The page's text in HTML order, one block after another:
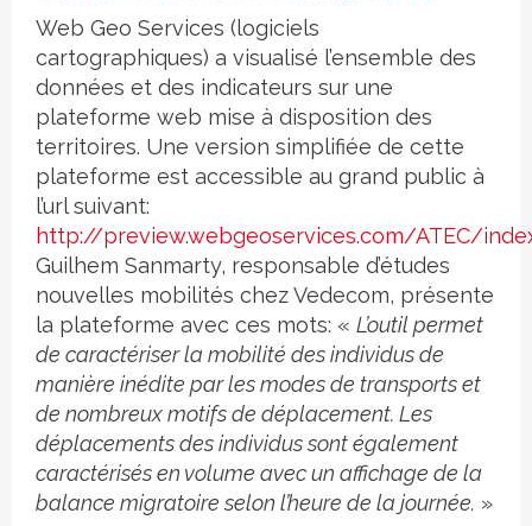
Web Geo Services (logiciels
cartographiques) a visualisé l’ensemble des
données et des indicateurs sur une
plateforme web mise à disposition des
territoires. Une version simplifiée de cette
plateforme est accessible au grand public à
l’url suivant:
http://preview.webgeoservices.com/ATEC/
Guilhem Sanmarty, responsable d’études
nouvelles mobilités chez Vedecom, présente
la plateforme avec ces mots: « L’outil permet
de caractériser la mobilité des individus de
manière inédite par les modes de transports et
de nombreux motifs de déplacement. Les
déplacements des individus sont également
caractérisés en volume avec un affichage de la
balance migratoire selon l’heure de la journée. »